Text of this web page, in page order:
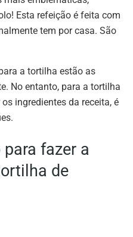
Esta refeição é feita com
tem por casa. São
a tortilha estão as
No entanto, para a tortilha
ingredientes da receita, é
fazer a
de